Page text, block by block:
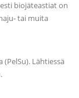
biojäteastiat on
tai muita
Lähtiessä